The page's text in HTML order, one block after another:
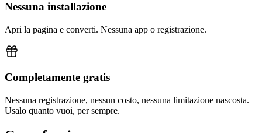
Nessuna installazione
Apri la pagina e converti. Nessuna app o registrazione.
Completamente gratis
Nessuna registrazione, nessun costo, nessuna limitazione nascosta.
Usalo quanto vuoi, per sempre.